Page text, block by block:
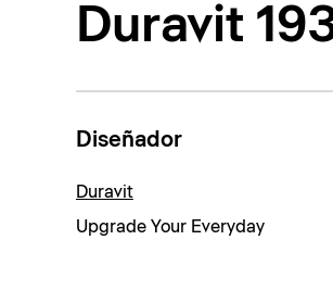
Duravit
Diseñador
Duravit
Upgrade Your Everyday